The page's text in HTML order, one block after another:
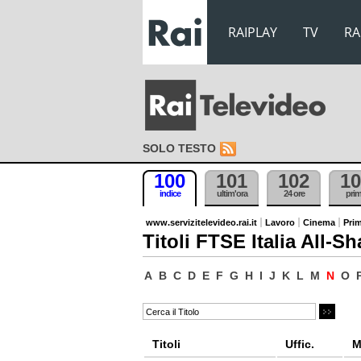
RAIPLAY TV
SOLO TESTO
100
indice
101
ultim'ora
102
24 ore
www.servizitelevideo.rai.it Lavoro Cinema
Titoli FTSE Italia All-
A B C D E F G H I J K L M N O
Titoli Uffic.